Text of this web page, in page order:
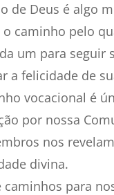
de Deus é algo
caminho pelo
um para seguir
a felicidade de
vocacional é
por nossa
nos
divina.
caminhos para